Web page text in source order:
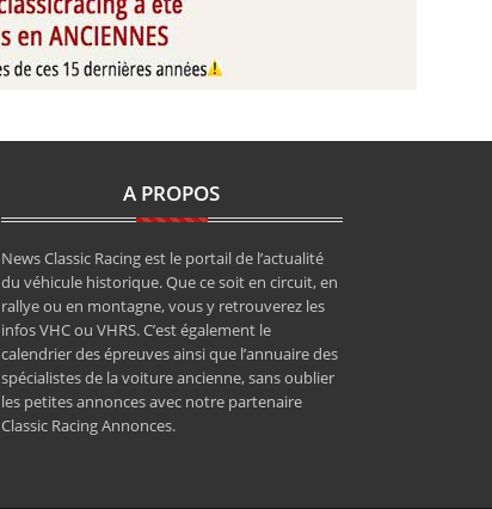
A PROPOS
News Classic Racing est le portail de l’actualité
du véhicule historique. Que ce soit en circuit, en
rallye ou en montagne, vous y retrouverez les
infos VHC ou VHRS. C’est également le
calendrier des épreuves ainsi que l’annuaire des
spécialistes de la voiture ancienne, sans oublier
les petites annonces avec notre partenaire
Classic Racing Annonces.